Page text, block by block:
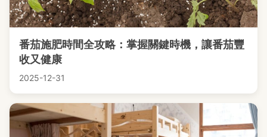
番茄施肥時間全攻略：掌握關鍵時機，讓番茄豐
收又健康
2025-12-31